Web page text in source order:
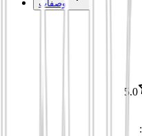
وصفات
5.0
: